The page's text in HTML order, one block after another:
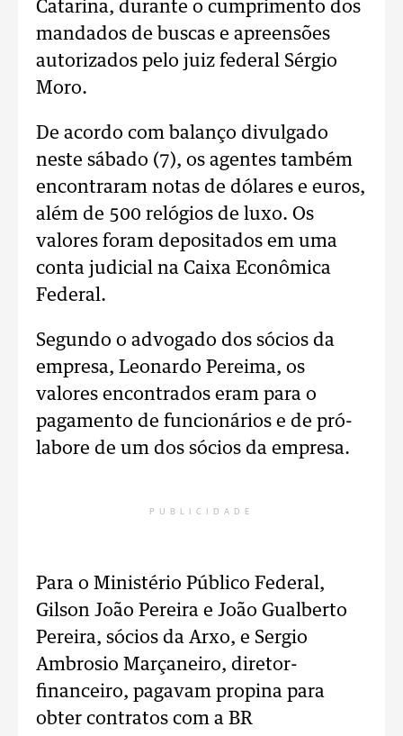
Catarina, durante o cumprimento dos
mandados de buscas e apreensões
autorizados pelo juiz federal Sérgio
Moro.
De acordo com balanço divulgado
neste sábado (7), os agentes também
encontraram notas de dólares e euros,
além de 500 relógios de luxo. Os
valores foram depositados em uma
conta judicial na Caixa Econômica
Federal.
Segundo o advogado dos sócios da
empresa, Leonardo Pereima, os
valores encontrados eram para o
pagamento de funcionários e de pró-
labore de um dos sócios da empresa.
PUBLICIDADE
Para o Ministério Público Federal,
Gilson João Pereira e João Gualberto
Pereira, sócios da Arxo, e Sergio
Ambrosio Marçaneiro, diretor-
financeiro, pagavam propina para
obter contratos com a BR